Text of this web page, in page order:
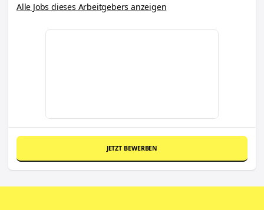
Alle Jobs dieses Arbeitgebers anzeigen
JETZT BEWERBEN